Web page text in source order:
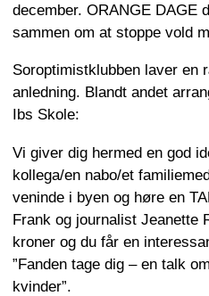
december. ORANGE DAGE
sammen om at stoppe vold
Soroptimistklubben laver en
anledning. Blandt andet
Ibs Skole:
Vi giver dig hermed en god
kollega/en nabo/et
veninde i byen og høre en
Frank og journalist Jeanette
kroner og du får en
”Fanden tage dig – en talk
kvinder”.